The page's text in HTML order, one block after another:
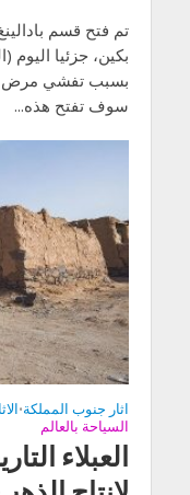
تم فتح قسم
بكين، جزئيا اليوم
سوف تفتح هذه...
اثار جنوب المملكة•
السياحة بالعالم
العبلاء